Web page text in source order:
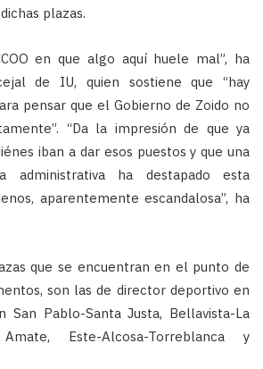
plazas.
en que algo aquí huele mal”, ha
de IU, quien sostiene que “hay
pensar que el Gobierno de Zoido no
“Da la impresión de que ya
iban a dar esos puestos y que una
administrativa ha destapado esta
aparentemente escandalosa”, ha
que se encuentran en el punto de
son las de director deportivo en
San Pablo-Santa Justa, Bellavista-La
Este-Alcosa-Torreblanca y